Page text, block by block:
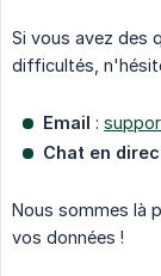
Si vous avez des
difficultés,
Email :
Chat en
Nous sommes là
vos données !